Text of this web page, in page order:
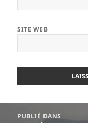
SITE WEB
PUBLIÉ DANS